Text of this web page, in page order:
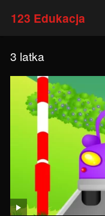
123 Edukacja
3 latka